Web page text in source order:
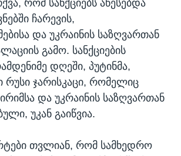
რომ სანქციებს აწესებდა
ჩარევის,
და უკრაინის საზღვართან
გამო. სანქციების
დღეში, პუტინმა,
რუსი ჯარისკაცი, რომელიც
და უკრაინის საზღვართან
უკან გაიწვია.
თვლიან, რომ სამხედრო